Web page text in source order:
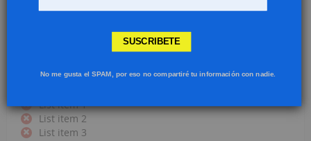
List item 5
List item 1
List item 2
List item 3
No me gusta el SPAM, por eso no compartiré tu información con nadie.
SUSCRIBETE